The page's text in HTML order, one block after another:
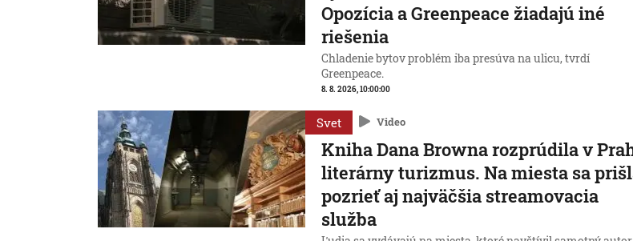
Opozícia a Greenpeace žiadajú iné
riešenia
Chladenie bytov problém iba presúva na ulicu, tvrdí
Greenpeace.
8. 8. 2026, 10:00:00
Svet Video
Kniha Dana Browna rozprúdila v
literárny turizmus. Na miesta sa
pozrieť aj najväčšia streamovacia
služba